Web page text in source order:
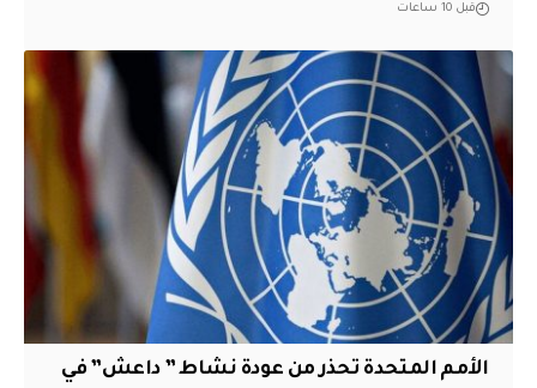
قبل 10 ساعات
الأمم المتحدة تحذر من عودة نشاط ” داعش” في